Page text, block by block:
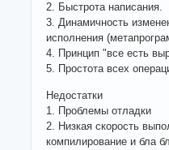
2. Быстрота написания.
3. Динамичность
исполнения
4. Принцип "все есть
5. Простота всех
Недостатки
1. Проблемы отладки
2. Низкая скорость
компилирование и бла